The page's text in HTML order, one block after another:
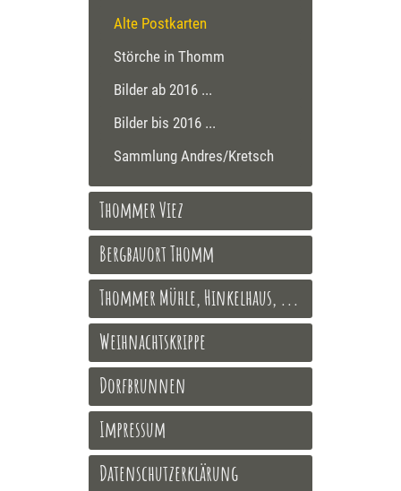
Alte Postkarten
Störche in Thomm
Bilder ab 2016 ...
Bilder bis 2016 ...
Sammlung Andres/Kretsch
Thommer Viez
Bergbauort Thomm
Thommer Mühle, Hinkelhaus, ...
Weihnachtskrippe
Dorfbrunnen
Impressum
Datenschutzerklärung